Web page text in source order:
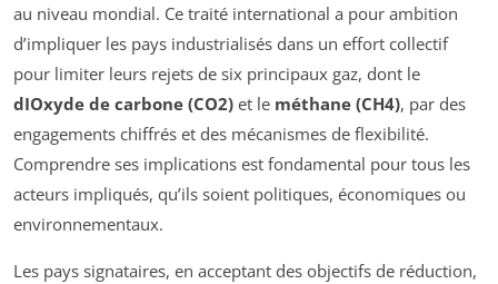
au niveau mondial. Ce traité international a pour ambition
d’impliquer les pays industrialisés dans un effort collectif
pour limiter leurs rejets de six principaux gaz, dont le
dIOxyde de carbone (CO2) et le méthane (CH4), par des
engagements chiffrés et des mécanismes de flexibilité.
Comprendre ses implications est fondamental pour tous les
acteurs impliqués, qu’ils soient politiques, économiques ou
environnementaux.
Les pays signataires, en acceptant des objectifs de réduction,